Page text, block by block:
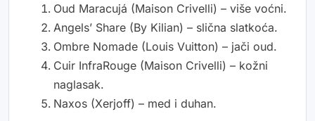
Oud Maracujá (Maison Crivelli) – više voćni.
Angels’ Share (By Kilian) – slična slatkoća.
Ombre Nomade (Louis Vuitton) – jači oud.
Cuir InfraRouge (Maison Crivelli) – kožni
naglasak.
Naxos (Xerjoff) – med i duhan.